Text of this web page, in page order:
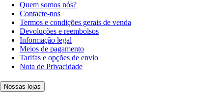
Quem somos nós?
Contacte-nos
Termos e condições gerais de venda
Devoluções e reembolsos
Informação legal
Meios de pagamento
Tarifas e opções de envio
Nota de Privacidade
Nossas lojas